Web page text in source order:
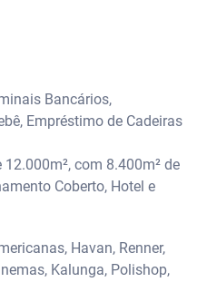
Bancários,
Empréstimo de Cadeiras
com 8.400m² de
Coberto, Hotel e
Havan, Renner,
Kalunga, Polishop,